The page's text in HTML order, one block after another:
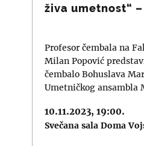
živa umetnost“ –
Profesor čembala na
Milan Popović
čembalo Bohuslava
Umetničkog ansambla
10.11.2023, 19:00.
Svečana sala Doma